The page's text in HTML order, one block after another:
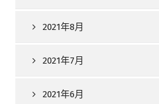
2021年8月
2021年7月
2021年6月